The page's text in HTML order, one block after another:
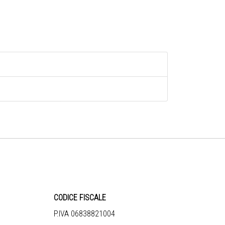
CODICE FISCALE
P.IVA 06838821004